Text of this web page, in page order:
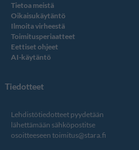
Tietoa meistä
Oikaisukäytäntö
Ilmoita virheestä
Toimitusperiaatteet
Eettiset ohjeet
AI-käytäntö
Tiedotteet
Lehdistötiedotteet pyydetään
lähettämään sähköpostitse
osoitteeseen toimitus@stara.fi